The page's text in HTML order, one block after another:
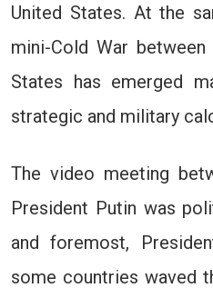
United States. At the
mini-Cold War
States has emerged
strategic and military
The video meeting
President Putin was
and foremost,
some countries waved